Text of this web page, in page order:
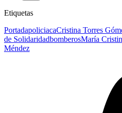
Etiquetas
PortadapoliciacaCristina Torres
de SolidaridadbomberosMaría
Méndez